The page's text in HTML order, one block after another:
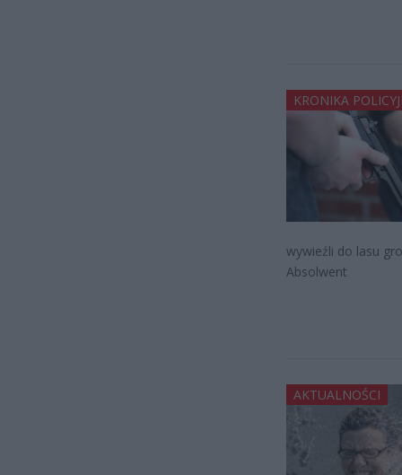
KRONIKA
wywieźli do lasu
Absolwent
AKTUALNOŚCI